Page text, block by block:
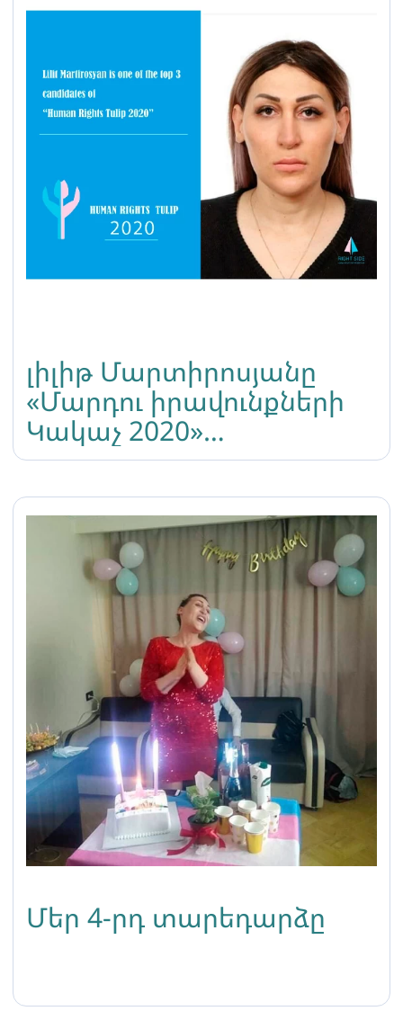
լիլիթ Մարտիրոսյանը
«Մարդու իրավունքների
Կակաչ 2020»
մրցանակաբաշխության
լավագույն եռյակում է
Մեր 4-րդ տարեդարձը